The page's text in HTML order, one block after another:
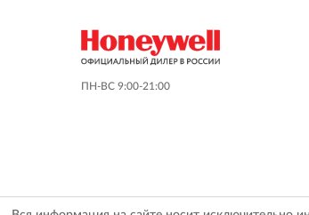
ПН-ВС 9:00-21:00